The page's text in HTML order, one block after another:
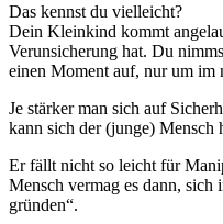
Das kennst du vielleicht?
Dein Kleinkind kommt
Verunsicherung hat. Du
einen Moment auf, nur um im
Je stärker man sich auf
kann sich der (junge) Mensch
Er fällt nicht so leicht für
Mensch vermag es dann, sich
gründen“.